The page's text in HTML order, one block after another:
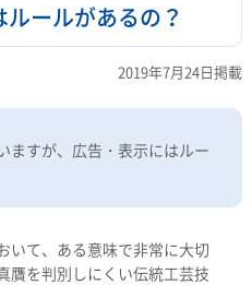
ールがあるの？
2019年7月24日掲載
ますが、広告・表示にはルー
いて、ある意味で非常に大切
贋を判別しにくい伝統工芸技